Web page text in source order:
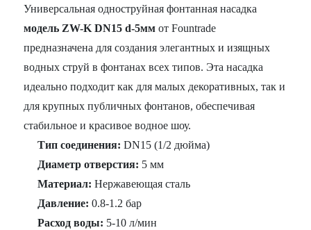
Универсальная одноструйная фонтанная насадка
модель ZW-K DN15 d-5мм от Fountrade
предназначена для создания элегантных и изящных
водных струй в фонтанах всех типов. Эта насадка
идеально подходит как для малых декоративных, так и
для крупных публичных фонтанов, обеспечивая
стабильное и красивое водное шоу.
Тип соединения: DN15 (1/2 дюйма)
Диаметр отверстия: 5 мм
Материал: Нержавеющая сталь
Давление: 0.8-1.2 бар
Расход воды: 5-10 л/мин